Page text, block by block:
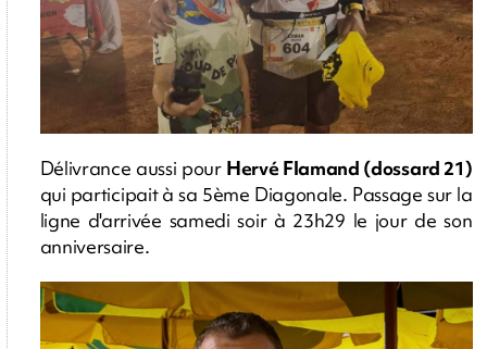
Délivrance aussi pour HervéFlamand (dossard 21)
qui participait à sa 5ème Diagonale. Passage sur la
ligne d'arrivée samedi soir à 23h29 le jour de son
anniversaire.